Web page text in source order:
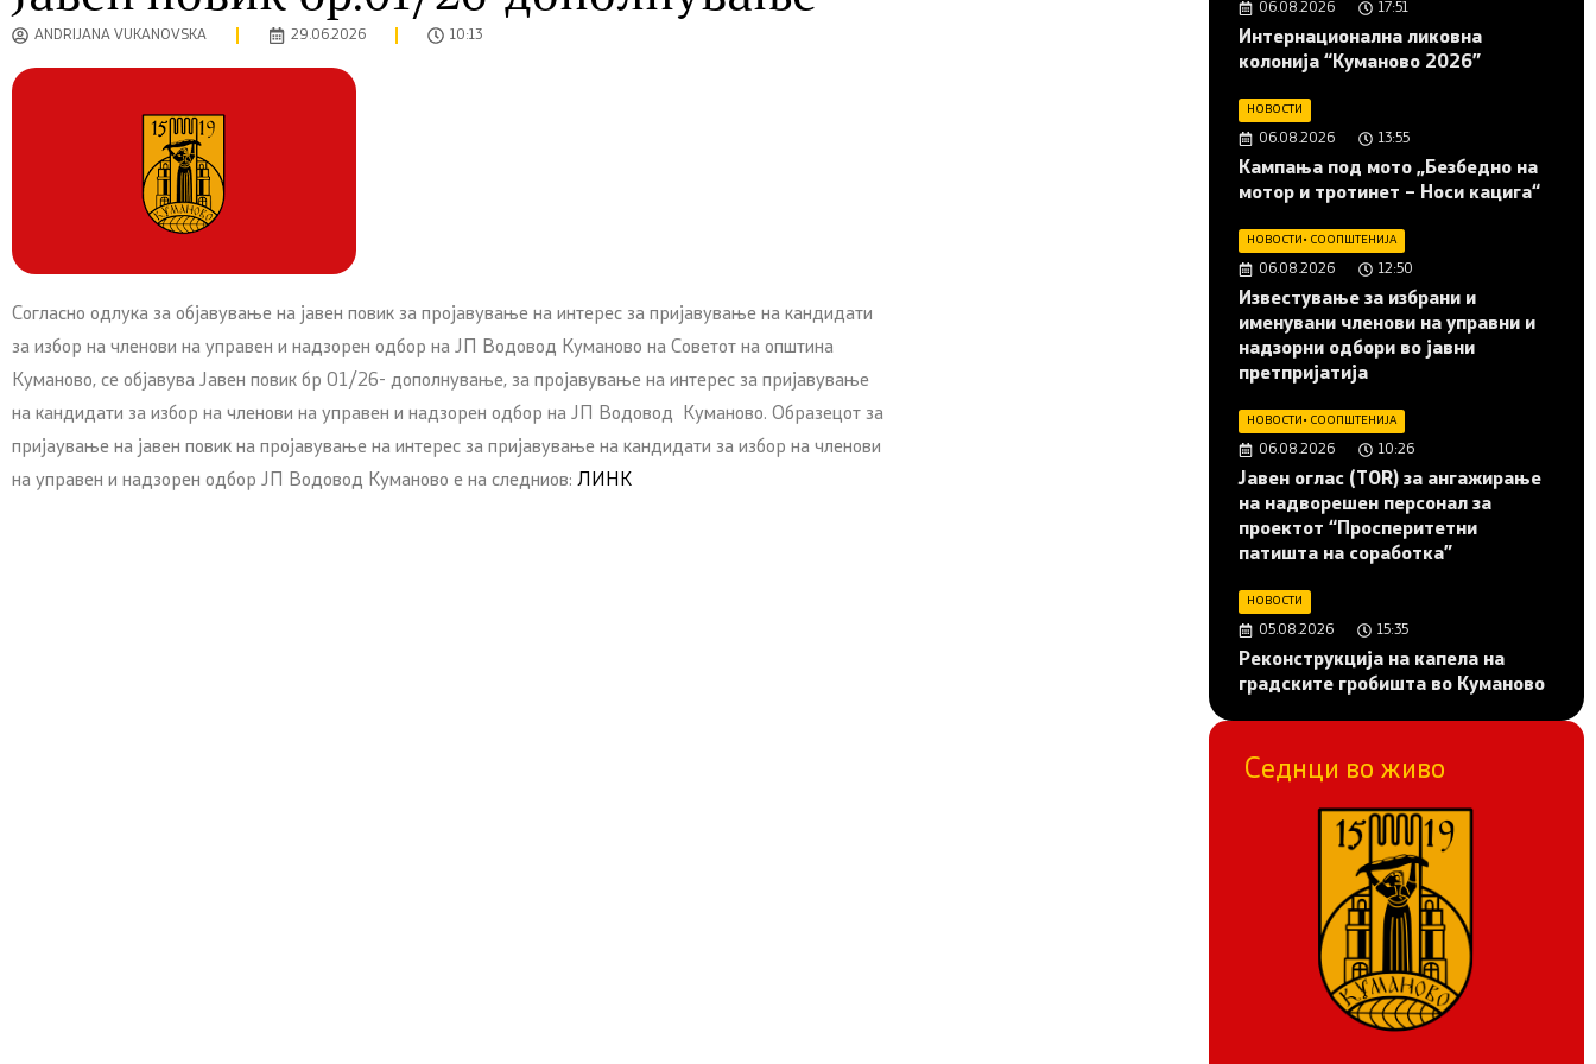
ANDRIJANA VUKANOVSKA 29.06.2026 10:13
Согласно одлука за објавување на јавен повик за пројавување на интерес за пријавување на кандидати
за избор на членови на управен и надзорен одбор на ЈП Водовод Куманово на Советот на општина
Куманово, се објавува Јавен повик бр 01/26- дополнување, за пројавување на интерес за пријавување
на кандидати за избор на членови на управен и надзорен одбор на ЈП Водовод Куманово. Образецот за
пријаување на јавен повик на пројавување на интерес за пријавување на кандидати за избор на членови
на управен и надзорен одбор ЈП Водовод Куманово е на следниов: ЛИНК
06.08.2026 17:51
Интернационална ликовна
колонија “Куманово 2026”
НОВОСТИ
06.08.2026 13:55
Кампања под мото „Безбедно на
мотор и тротинет – Носи кацига“
НОВОСТИ • СООПШТЕНИЈА
06.08.2026 12:50
Известување за избрани и
именувани членови на управни и
надзорни одбори во јавни
претпријатија
НОВОСТИ • СООПШТЕНИЈА
06.08.2026 10:26
Јавен оглас (ТОR) за ангажирање
на надворешен персонал за
проектот “Просперитетни
патишта на соработка”
НОВОСТИ
05.08.2026 15:35
Реконструкција на капела на
градските гробишта во Куманово
Седнци во живо